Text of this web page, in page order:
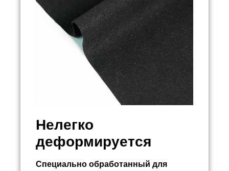
Нелегко
деформируется
Специально обработанный для